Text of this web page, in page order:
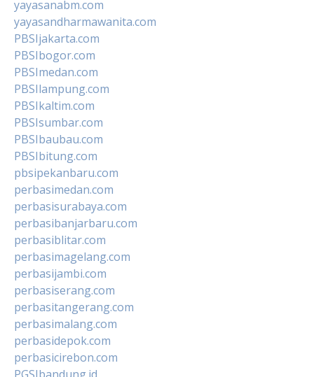
yayasanabm.com
yayasandharmawanita.com
PBSIjakarta.com
PBSIbogor.com
PBSImedan.com
PBSIlampung.com
PBSIkaltim.com
PBSIsumbar.com
PBSIbaubau.com
PBSIbitung.com
pbsipekanbaru.com
perbasimedan.com
perbasisurabaya.com
perbasibanjarbaru.com
perbasiblitar.com
perbasimagelang.com
perbasijambi.com
perbasiserang.com
perbasitangerang.com
perbasimalang.com
perbasidepok.com
perbasicirebon.com
PGSIbandung.id